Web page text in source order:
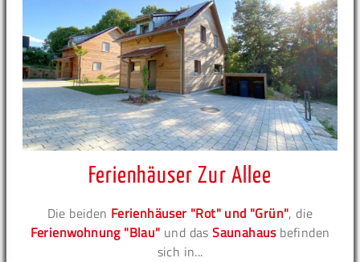
Ferienhäuser Zur Allee
Die beiden Ferienhäuser "Rot" und "Grün", die
Ferienwohnung "Blau" und dasSaunahausbefinden
sich in...